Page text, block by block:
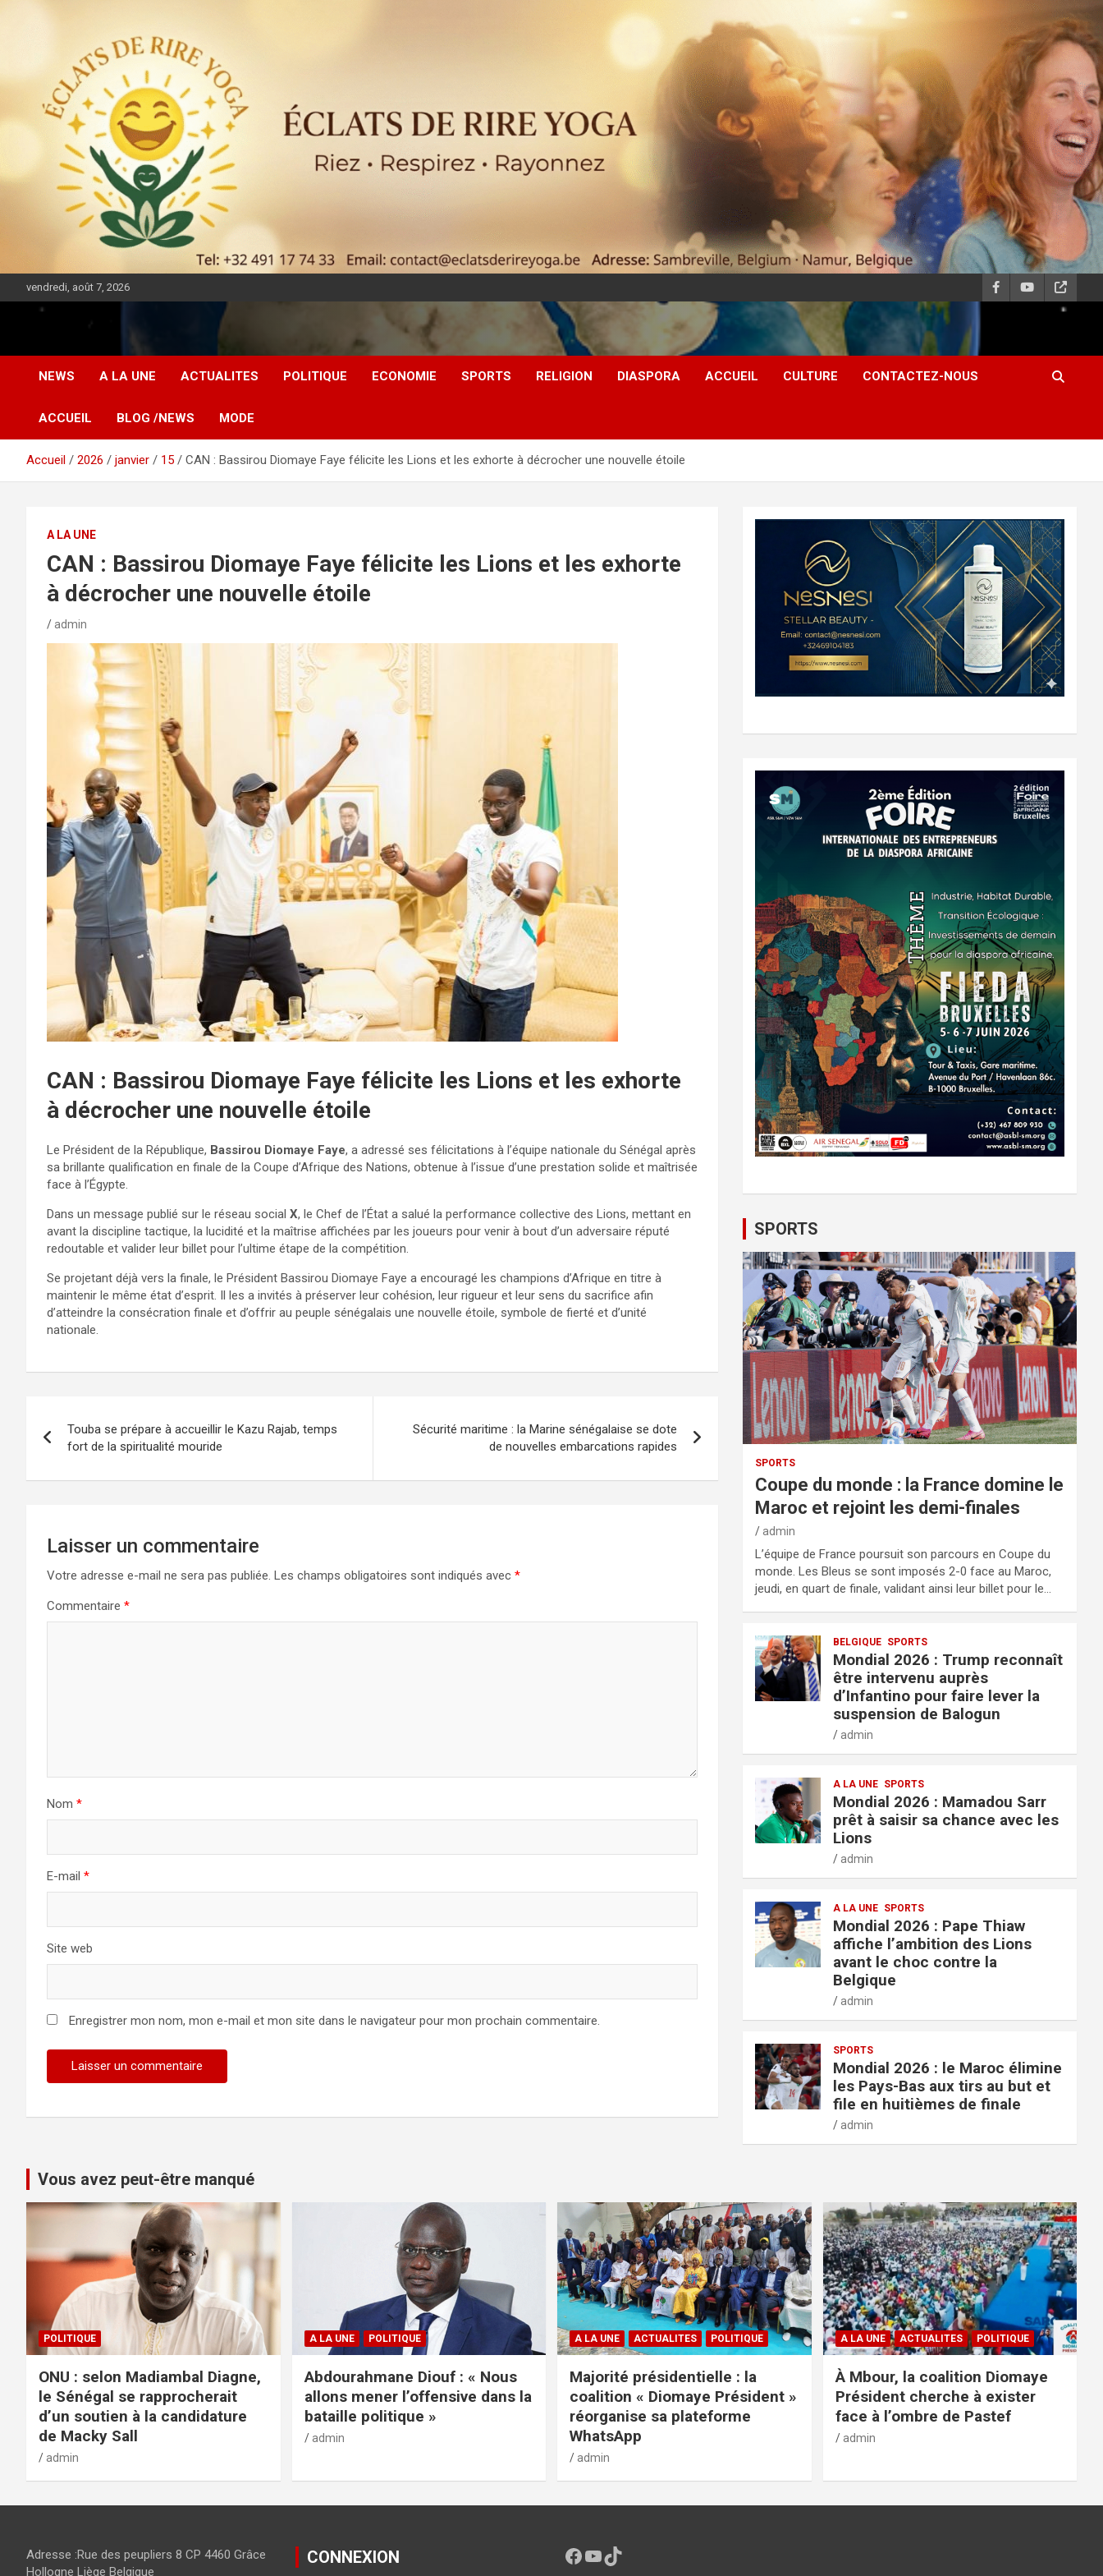
vendredi, août 7, 2026
DIASPORA PULSE
NEWS A LA UNE ACTUALITES POLITIQUE ECONOMIE SPORTS RELIGION DIASPORA ACCUEIL CULTURE CONTACTEZ-NOUS
ACCUEIL BLOG /NEWS MODE
Accueil 2026 janvier 15 CAN : Bassirou Diomaye Faye félicite les Lions et les exhorte à décrocher une nouvelle étoile
A LA UNE
CAN : Bassirou Diomaye Faye félicite les Lions et les exhorte
à décrocher une nouvelle étoile
admin
CAN : Bassirou Diomaye Faye félicite les Lions et les exhorte
à décrocher une nouvelle étoile
Le Président de la République, Bassirou Diomaye Faye, a adressé ses félicitations à l’équipe nationale du Sénégal après
sa brillante qualification en finale de la Coupe d’Afrique des Nations, obtenue à l’issue d’une prestation solide et maîtrisée
face à l’Égypte.
Dans un message publié sur le réseau social X, le Chef de l’État a salué la performance collective des Lions, mettant en
avant la discipline tactique, la lucidité et la maîtrise affichées par les joueurs pour venir à bout d’un adversaire réputé
redoutable et valider leur billet pour l’ultime étape de la compétition.
Se projetant déjà vers la finale, le Président Bassirou Diomaye Faye a encouragé les champions d’Afrique en titre à
maintenir le même état d’esprit. Il les a invités à préserver leur cohésion, leur rigueur et leur sens du sacrifice afin
d’atteindre la consécration finale et d’offrir au peuple sénégalais une nouvelle étoile, symbole de fierté et d’unité
nationale.
Touba se prépare à accueillir le Kazu Rajab, temps
fort de la spiritualité mouride
Sécurité maritime : la Marine sénégalaise se dote
de nouvelles embarcations rapides
Laisser un commentaire
Votre adresse e-mail ne sera pas publiée. Les champs obligatoires sont indiqués avec *
Commentaire *
Nom *
E-mail *
Site web
Enregistrer mon nom, mon e-mail et mon site dans le navigateur pour mon prochain commentaire.
SPORTS
SPORTS
Coupe du monde : la France domine le
Maroc et rejoint les demi-finales
admin
L’équipe de France poursuit son parcours en Coupe du
monde. Les Bleus se sont imposés 2-0 face au Maroc,
jeudi, en quart de finale, validant ainsi leur billet pour le…
BELGIQUE SPORTS
Mondial 2026 : Trump reconnaît
être intervenu auprès
d’Infantino pour faire lever la
suspension de Balogun
admin
A LA UNE SPORTS
Mondial 2026 : Mamadou Sarr
prêt à saisir sa chance avec les
Lions
admin
A LA UNE SPORTS
Mondial 2026 : Pape Thiaw
affiche l’ambition des Lions
avant le choc contre la
Belgique
admin
SPORTS
Mondial 2026 : le Maroc élimine
les Pays-Bas aux tirs au but et
file en huitièmes de finale
admin
Vous avez peut-être manqué
POLITIQUE
ONU : selon Madiambal Diagne,
le Sénégal se rapprocherait
d’un soutien à la candidature
de Macky Sall
admin
A LA UNE POLITIQUE
Abdourahmane Diouf : « Nous
allons mener l’offensive dans la
bataille politique »
admin
A LA UNE ACTUALITES POLITIQUE
Majorité présidentielle : la
coalition « Diomaye Président »
réorganise sa plateforme
WhatsApp
admin
A LA UNE ACTUALITES POLITIQUE
À Mbour, la coalition Diomaye
Président cherche à exister
face à l’ombre de Pastef
admin
Adresse :Rue des peupliers 8 CP 4460 Grâce
Hollogne Liège Belgique
CONNEXION